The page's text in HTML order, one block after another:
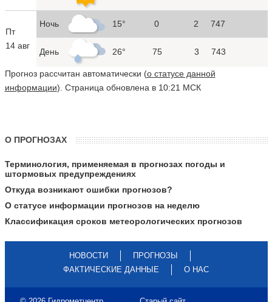
Пт
14 авг
Ночь 15° 0 2 747
День 26° 75 3 743
Прогноз рассчитан автоматически (о статусе данной
информации). Страница обновлена в 10:21 МСК
О ПРОГНОЗАХ
Терминология, применяемая в прогнозах погоды и
штормовых предупреждениях
Откуда возникают ошибки прогнозов?
О статусе информации прогнозов на неделю
Классификация сроков метеорологических прогнозов
НОВОСТИ
ПРОГНОЗЫ
ФАКТИЧЕСКИЕ ДАННЫЕ
О НАС